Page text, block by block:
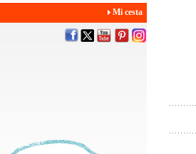
Mi cesta